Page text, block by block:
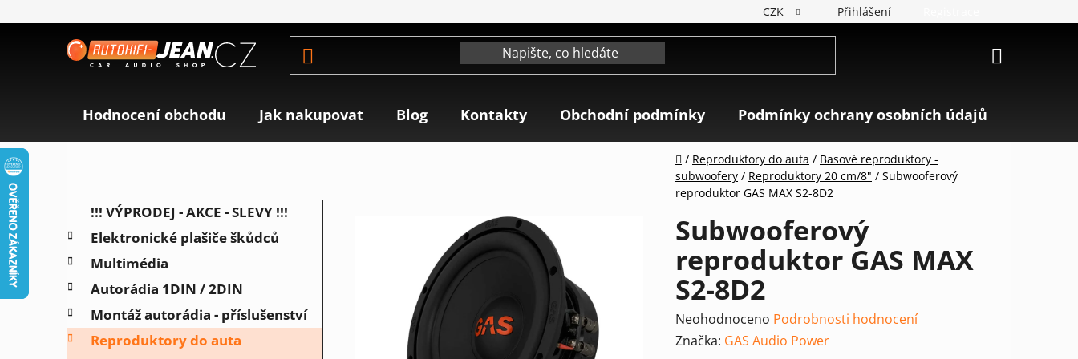
na
CZK Přihlášení
Hodnocení obchodu Jak nakupovat Blog Kontakty Obchodní podmínky Podmínky ochrany osobních údajů
Domů
/ Reproduktory do auta / Basové reproduktory -
subwoofery / Reproduktory 20 cm/8" / Subwooferový
reproduktor GAS MAX S2-8D2
o
s
t
r
a
n
Přeskočit
t
e
g
o
r
i
e
!!! VÝPRODEJ - AKCE - SLEVY !!!
Elektronické plašiče škůdců
Multimédia
Autorádia 1DIN / 2DIN
Montáž autorádia - příslušenství
Reproduktory do auta
Subwooferový
reproduktor GAS MAX
S2-8D2
Průměrné
hodnocení
Neohodnoceno Podrobnosti hodnocení
Značka: GAS Audio Power